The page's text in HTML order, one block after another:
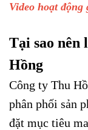
Video hoạt
Tại sao nên
Hồng
Công ty Thu
phân phối sản
đặt mục tiêu